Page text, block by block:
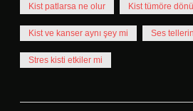
Kist patlarsa ne olur Kist tümöre
Kist ve kanser aynı şey mi Ses
Stres kisti etkiler mi